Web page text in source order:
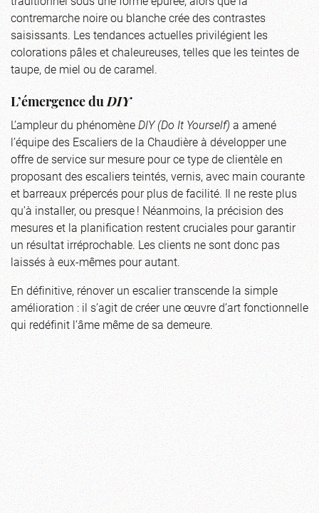
contremarche noire ou blanche crée des contrastes
saisissants. Les tendances actuelles privilégient les
colorations pâles et chaleureuses, telles que les teintes de
taupe, de miel ou de caramel.
L’émergence duDIY
L’ampleur du phénomèneDIY (Do It Yourself)a amené
l’équipe des Escaliers de la Chaudière à développer une
offre de service sur mesure pour ce type de clientèle en
proposant des escaliers teintés, vernis, avec main courante
et barreaux prépercés pour plus de facilité. Il ne reste plus
qu’à installer, ou presque ! Néanmoins, la précision des
mesures et la planification restent cruciales pour garantir
un résultat irréprochable. Les clients ne sont donc pas
laissés à eux-mêmes pour autant.
En définitive, rénover un escalier transcende la simple
amélioration : il s’agit de créer une œuvre d’art fonctionnelle
qui redéfinit l’âme même de sa demeure.